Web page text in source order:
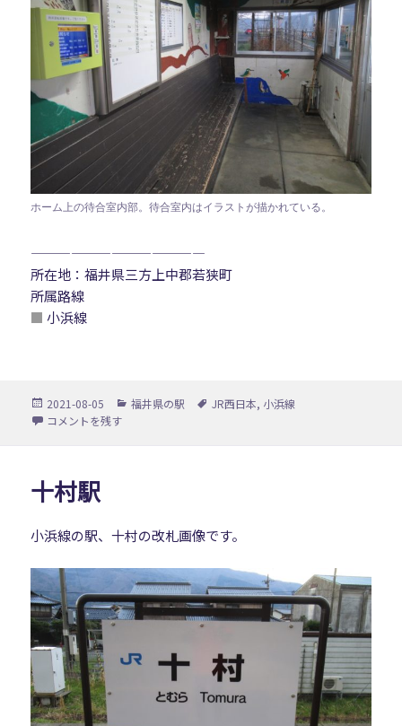
ホーム上の待合室内部。待合室内はイラストが描かれている。
—————————————
所在地：福井県三方上中郡若狭町
所属路線
■ 小浜線
投
稿
2021-08-05
カ
福井県の駅
タ
JR西日本, 小浜線
藤井駅 に
コメントを残す
十村駅
小浜線の駅、十村の改札画像です。